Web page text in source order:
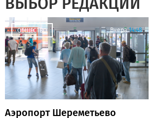
ОБЩЕСТВО Вчера 14:48
Аэропорт Шереметьево